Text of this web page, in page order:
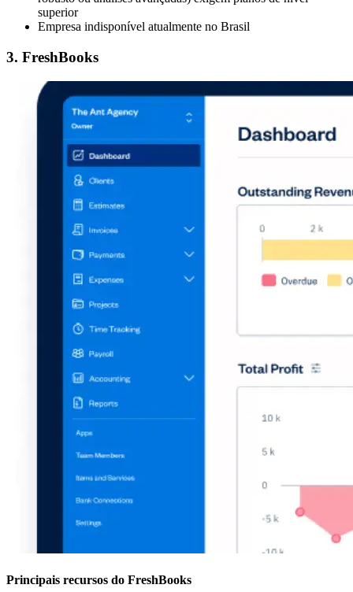
superior
Empresa indisponível atualmente no Brasil
3. FreshBooks
Principais recursos do FreshBooks